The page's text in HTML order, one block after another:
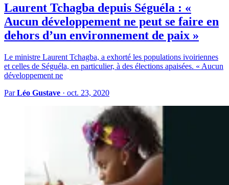
Laurent Tchagba depuis Séguéla : «
Aucun développement ne peut se faire en
dehors d’un environnement de paix »
Le ministre Laurent Tchagba, a exhorté les populations ivoiriennes
et celles de Séguéla, en particulier, à des élections apaisées. « Aucun
développement ne
ParLéo Gustave · oct. 23, 2020